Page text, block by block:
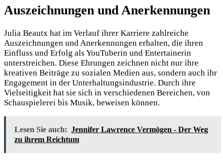
Auszeichnungen und Anerkennungen
Julia Beautx hat im Verlauf ihrer Karriere zahlreiche
Auszeichnungen und Anerkennungen erhalten, die ihren
Einfluss und Erfolg als YouTuberin und Entertainerin
unterstreichen. Diese Ehrungen zeichnen nicht nur ihre
kreativen Beiträge zu sozialen Medien aus, sondern auch ihr
Engagement in der Unterhaltungsindustrie. Durch ihre
Vielseitigkeit hat sie sich in verschiedenen Bereichen, von
Schauspielerei bis Musik, beweisen können.
Lesen Sie auch: Jennifer Lawrence Vermögen - Der Weg
zu ihrem Reichtum